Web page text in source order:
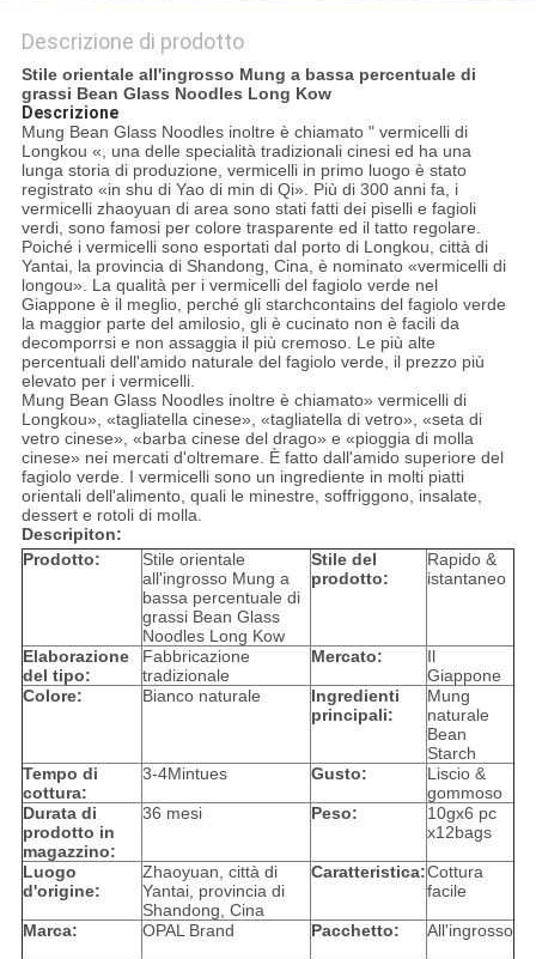
Descrizione di prodotto
Stile orientale all'ingrosso Mung a bassa percentuale di
grassi Bean Glass Noodles Long Kow
Descrizione
Mung Bean Glass Noodles inoltre è chiamato " vermicelli di
Longkou «, una delle specialità tradizionali cinesi ed ha una
lunga storia di produzione, vermicelli in primo luogo è stato
registrato «in shu di Yao di min di Qi». Più di 300 anni fa, i
vermicelli zhaoyuan di area sono stati fatti dei piselli e fagioli
verdi, sono famosi per colore trasparente ed il tatto regolare.
Poiché i vermicelli sono esportati dal porto di Longkou, città di
Yantai, la provincia di Shandong, Cina, è nominato «vermicelli di
longou». La qualità per i vermicelli del fagiolo verde nel
Giappone è il meglio, perché gli starchcontains del fagiolo verde
la maggior parte del amilosio, gli è cucinato non è facili da
decomporrsi e non assaggia il più cremoso. Le più alte
percentuali dell'amido naturale del fagiolo verde, il prezzo più
elevato per i vermicelli.
Mung Bean Glass Noodles inoltre è chiamato» vermicelli di
Longkou», «tagliatella cinese», «tagliatella di vetro», «seta di
vetro cinese», «barba cinese del drago» e «pioggia di molla
cinese» nei mercati d'oltremare. È fatto dall'amido superiore del
fagiolo verde. I vermicelli sono un ingrediente in molti piatti
orientali dell'alimento, quali le minestre, soffriggono, insalate,
dessert e rotoli di molla.
Descripiton:
Prodotto:
Stile orientale
all'ingrosso Mung a
bassa percentuale di
grassi Bean Glass
Noodles Long Kow
Stile del
prodotto:
Rapido &
istantaneo
Elaborazione
del tipo:
Fabbricazione
tradizionale
Mercato:
Il
Giappone
Colore:
Bianco naturale
Ingredienti
principali:
Mung
naturale
Bean
Starch
Tempo di
cottura:
3-4Mintues Gusto:
Liscio &
gommoso
Durata di
prodotto in
magazzino:
36 mesi Peso:
10gx6 pc
x12bags
Luogo
d'origine:
Zhaoyuan, città di
Yantai, provincia di
Shandong, Cina
Caratteristica:Cottura
facile
Marca: OPAL Brand Pacchetto: All'ingrosso